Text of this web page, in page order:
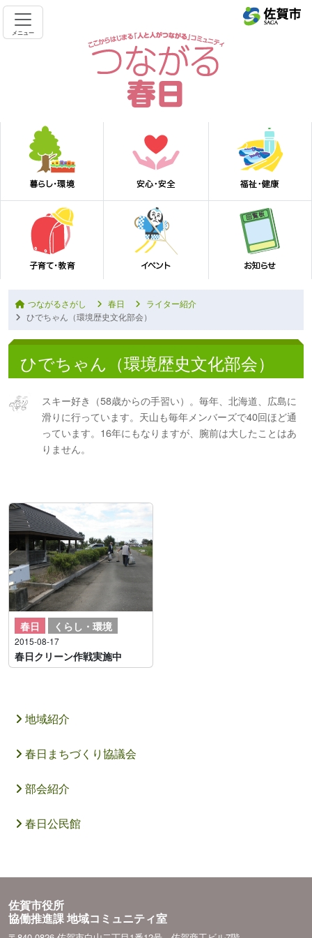
メニュー
つながるさがし 春日
ライター紹介
ひでちゃん（環境歴史文化部会）
ひでちゃん（環境歴史文化部会）
スキー好き（58歳からの手習い）。毎年、北海道、広島に
滑りに行っています。天山も毎年メンバーズで40回ほど通
っています。16年にもなりますが、腕前は大したことはあ
りません。
春日 くらし・環境
2015-08-17
春日クリーン作戦実施中
地域紹介
春日まちづくり協議会
部会紹介
春日公民館
佐賀市役所
協働推進課 地域コミュニティ室